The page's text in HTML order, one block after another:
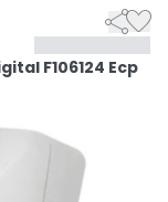

F106124 Ecp